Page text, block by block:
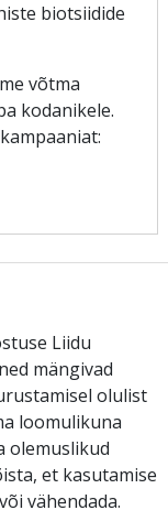
biotsiidide
võtma
kodanikele.
Liidu
mängivad
olulist
loomulikuna
olemuslikud
et kasutamise
vähendada.